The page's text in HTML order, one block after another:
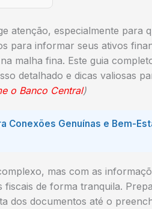
atenção, especialmente para
para informar seus ativos
malha fina. Este guia
detalhado e dicas valiosas
o Banco Central)
Conexões Genuínas e Bem-
mas com as
de forma tranquila.
dos documentos até o